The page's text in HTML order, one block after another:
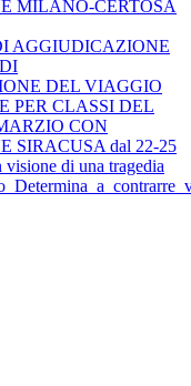
MILANO-CERTOSA
AGGIUDICAZIONE
DEL VIAGGIO
PER CLASSI DEL
CON
SIRACUSA dal 22-25
di una tragedia